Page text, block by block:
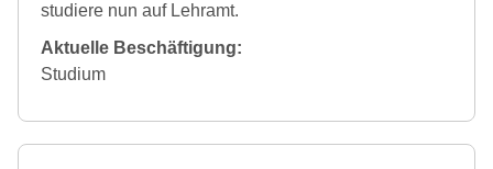
studiere nun auf Lehramt.
Aktuelle Beschäftigung:
Studium